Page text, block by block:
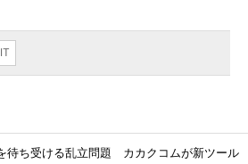
待ち受ける乱立問題 カカクコムが新ツール